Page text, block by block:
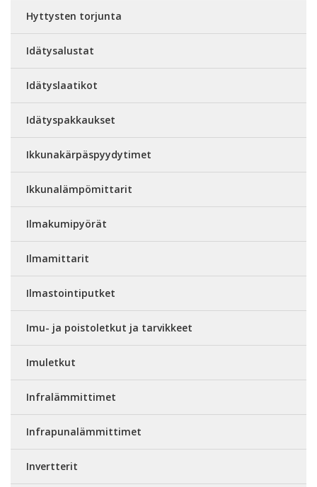
Hyttysten torjunta
Idätysalustat
Idätyslaatikot
Idätyspakkaukset
Ikkunakärpäspyydytimet
Ikkunalämpömittarit
Ilmakumipyörät
Ilmamittarit
Ilmastointiputket
Imu- ja poistoletkut ja tarvikkeet
Imuletkut
Infralämmittimet
Infrapunalämmittimet
Invertterit